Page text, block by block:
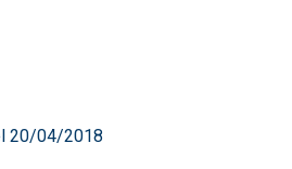
20/04/2018